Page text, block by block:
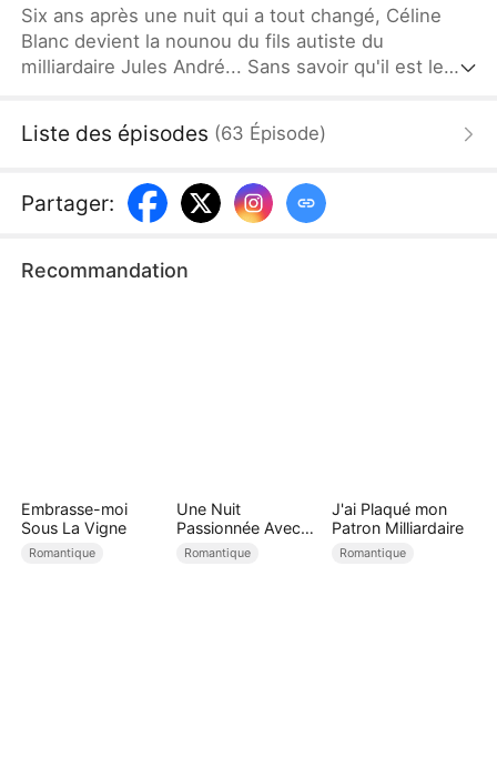
Six ans après une nuit qui a tout changé, Céline
Blanc devient la nounou du fils autiste du
milliardaire Jules André... Sans savoir qu'il est le
Quand la vérité éclate, un réseau de mensonges et
de manipulations mené par sa demi-sœur refait
brisés devront s'unir, et affronter le passé qui les a
séparés.
Liste des épisodes (63 Épisode)
Partager:
Recommandation
Embrasse-moi
Sous La Vigne
Romantique
Une Nuit
Passionnée Avec
Le PDG ( Doublé )
Romantique
J'ai Plaqué mon
Patron Milliardaire
Romantique